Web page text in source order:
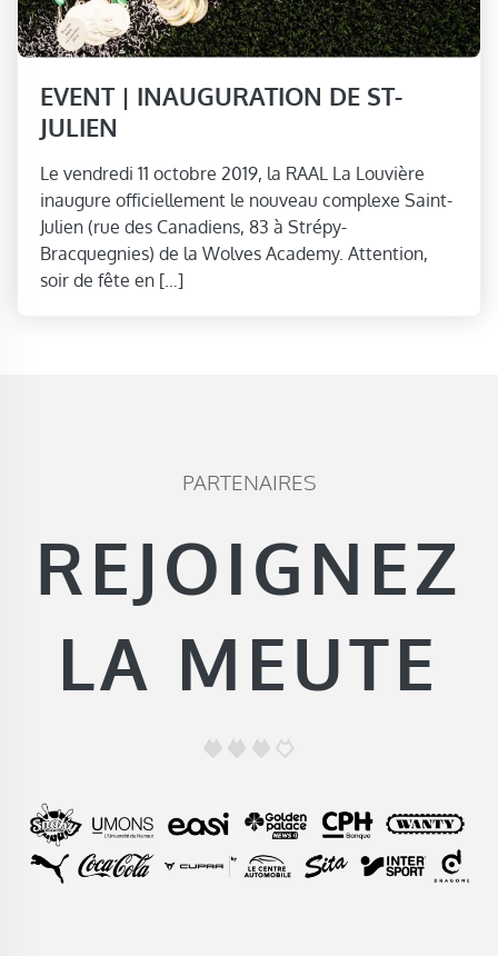
EVENT | INAUGURATION DE ST-
JULIEN
Le vendredi 11 octobre 2019, la RAAL La Louvière
inaugure officiellement le nouveau complexe Saint-
Julien (rue des Canadiens, 83 à Strépy-
Bracquegnies) de la Wolves Academy. Attention,
soir de fête en […]
PARTENAIRES
REJOIGNEZ
LA MEUTE